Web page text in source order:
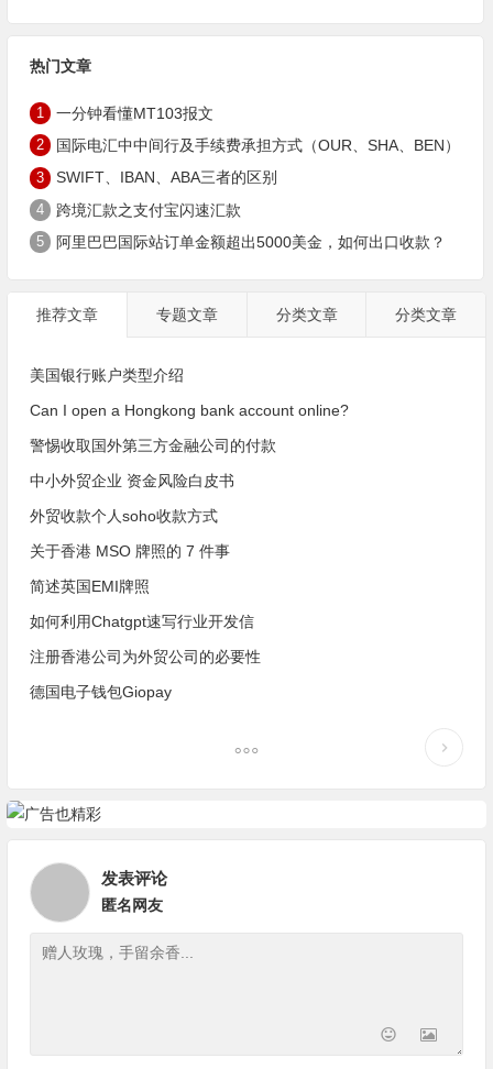
热门文章
1 一分钟看懂MT103报文
2 国际电汇中中间行及手续费承担方式（OUR、SHA、BEN）
3 SWIFT、IBAN、ABA三者的区别
4 跨境汇款之支付宝闪速汇款
5 阿里巴巴国际站订单金额超出5000美金，如何出口收款？
推荐文章 专题文章 分类文章 分类文章
美国银行账户类型介绍
Can I open a Hongkong bank account online?
警惕收取国外第三方金融公司的付款
中小外贸企业 资金风险白皮书
外贸收款个人soho收款方式
关于香港 MSO 牌照的 7 件事
简述英国EMI牌照
如何利用Chatgpt速写行业开发信
注册香港公司为外贸公司的必要性
德国电子钱包Giopay
发表评论
匿名网友